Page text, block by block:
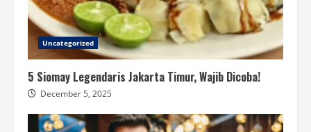
Uncategorized
5 Siomay Legendaris Jakarta Timur, Wajib Dicoba!
December 5, 2025